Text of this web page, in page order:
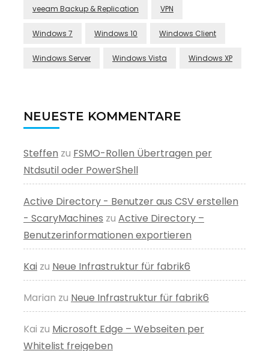
veeam Backup & Replication VPN
Windows 7 Windows 10 Windows Client
Windows Server Windows Vista Windows XP
NEUESTE KOMMENTARE
Steffen zu FSMO-Rollen Übertragen per
Ntdsutil oder PowerShell
Active Directory - Benutzer aus CSV erstellen
- ScaryMachines zu Active Directory –
Benutzerinformationen exportieren
Kai zu Neue Infrastruktur für fabrik6
Marian zu Neue Infrastruktur für fabrik6
Kai zu Microsoft Edge – Webseiten per
Whitelist freigeben